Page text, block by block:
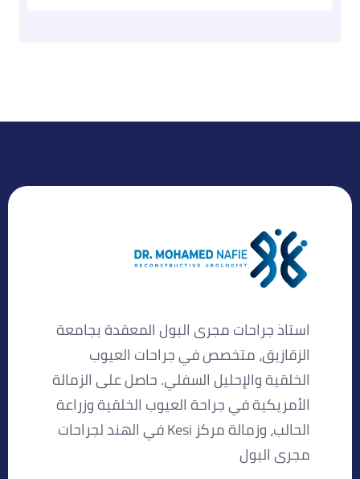
استاذ جراحات مجرى البول المعقدة بجامعة
الزقازيق، متخصص في جراحات العيوب
الخلقية والإحليل السفلي. حاصل على الزمالة
الأمريكية في جراحة العيوب الخلقية وزراعة
الحالب، وزمالة مركز Kesi في الهند لجراحات
مجرى البول